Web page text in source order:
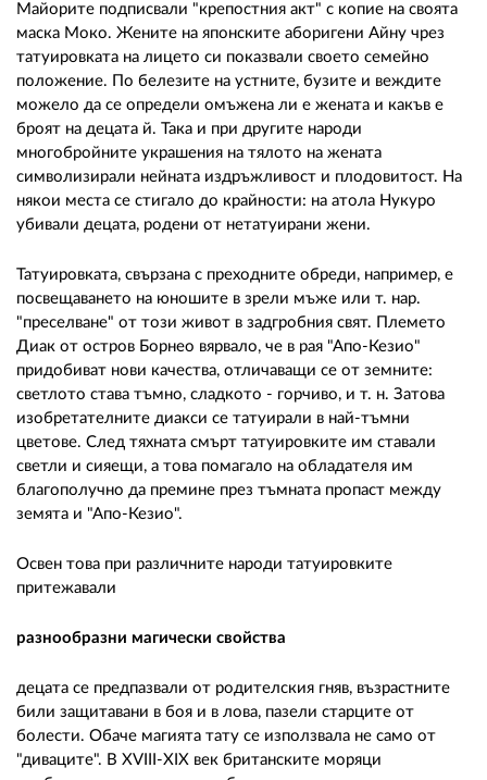
Майорите подписвали "крепостния акт" с копие на своята
маска Моко. Жените на японските аборигени Айну чрез
татуировката на лицето си показвали своето семейно
положение. По белезите на устните, бузите и веждите
можело да се определи омъжена ли е жената и какъв е
броят на децата й. Така и при другите народи
многобройните украшения на тялото на жената
символизирали нейната издръжливост и плодовитост. На
някои места се стигало до крайности: на атола Нукуро
убивали децата, родени от нетатуирани жени.
Татуировката, свързана с преходните обреди, например, е
посвещаването на юношите в зрели мъже или т. нар.
"преселване" от този живот в задгробния свят. Племето
Диак от остров Борнео вярвало, че в рая "Апо-Кезио"
придобиват нови качества, отличаващи се от земните:
светлото става тъмно, сладкото - горчиво, и т. н. Затова
изобретателните диакси се татуирали в най-тъмни
цветове. След тяхната смърт татуировките им ставали
светли и сияещи, а това помагало на обладателя им
благополучно да премине през тъмната пропаст между
земята и "Апо-Кезио".
Освен това при различните народи татуировките
притежавали
разнообразни магически свойства
децата се предпазвали от родителския гняв, възрастните
били защитавани в боя и в лова, пазели старците от
болести. Обаче магията тату се използвала не само от
"диваците". В XVIII-XIX век британските моряци